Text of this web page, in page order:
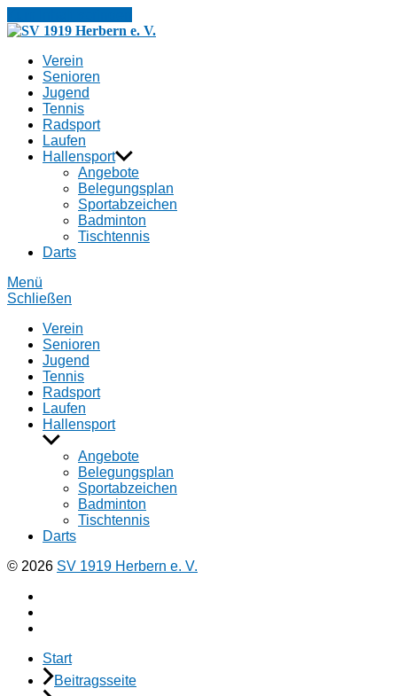
Verein
Senioren
Jugend
Tennis
Radsport
Laufen
Hallensport
Angebote
Belegungsplan
Sportabzeichen
Badminton
Tischtennis
Darts
Menü
Schließen
Verein
Senioren
Jugend
Tennis
Radsport
Laufen
Hallensport
Untermenü
anzeigenAngebote
Belegungsplan
Sportabzeichen
Badminton
Tischtennis
Darts
© 2026 SV 1919 Herbern e. V.
Start
Beitragsseite